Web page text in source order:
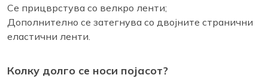
Се прицврстува со велкро ленти;
Дополнително се затегнува со двојните странични
еластични ленти.
Колку долго се носи појасот?